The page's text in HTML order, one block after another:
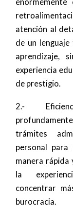
atención al
de un
aprendizaje,
experiencia
de prestigio.
2.-
trámites
personal
manera
la
concentrar
burocracia.